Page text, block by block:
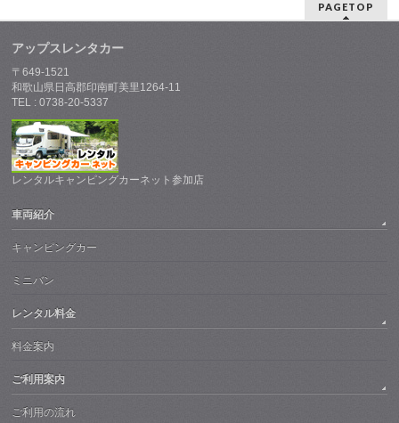
PAGETOP
アップスレンタカー
〒649-1521
和歌山県日高郡印南町美里1264-11
TEL : 0738-20-5337
レンタルキャンピングカーネット参加店
車両紹介
キャンピングカー
ミニバン
レンタル料金
料金案内
ご利用案内
ご利用の流れ